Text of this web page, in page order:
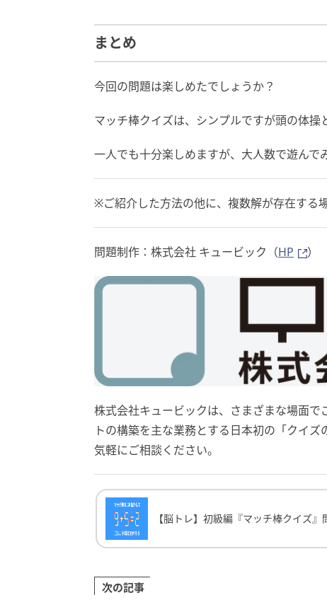
まとめ
今回の問題は楽しめたでしょうか？
マッチ棒クイズは、シンプルですが頭の体操
一人でも十分楽しめますが、大人数で遊んで
※ご紹介した方法の他に、複数解が存在する
問題制作：株式会社 キュービック（HP ）
株式会社キュービックは、さまざまな場面
トの構築を主な業務とする日本初の「クイ
気軽にご相談ください。
【脳トレ】初級編『マッチ棒クイズ』問題
【脳トレ】初級編『マッチ棒クイズ
次の記事